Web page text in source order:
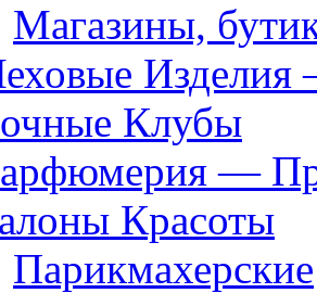
Магазины,
Изделия
Клубы
—
Красоты
Парикмахерские